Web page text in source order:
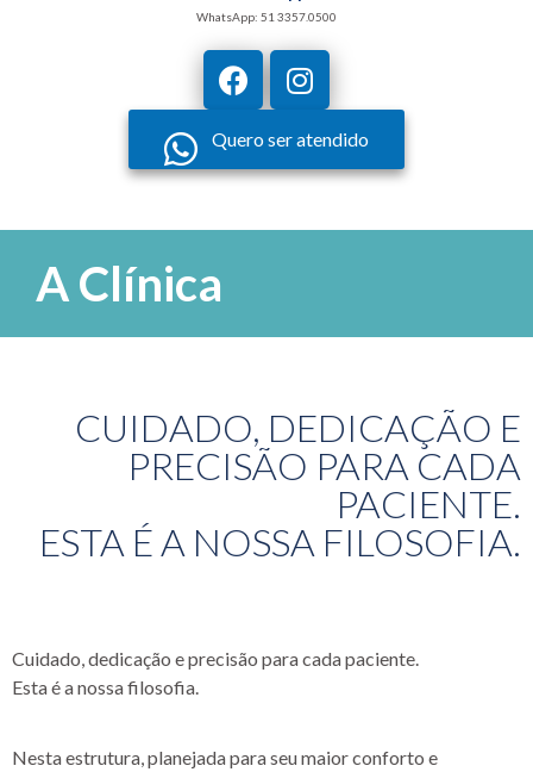
WhatsApp: 51 3357.0500
Quero ser atendido
A Clínica
CUIDADO, DEDICAÇÃO E
PRECISÃO PARA CADA
PACIENTE.
ESTA É A NOSSA FILOSOFIA.
Cuidado, dedicação e precisão para cada paciente.
Esta é a nossa filosofia.
Nesta estrutura, planejada para seu maior conforto e